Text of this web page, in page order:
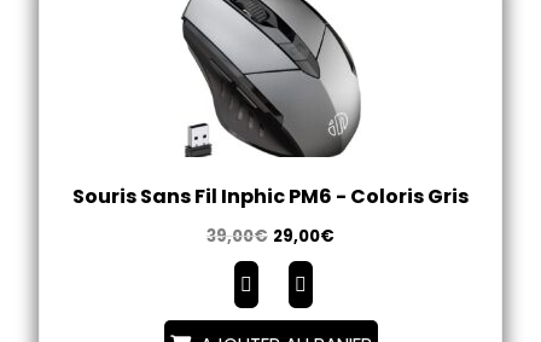
Souris Sans Fil Inphic PM6 - Coloris Gris
39,00€ 29,00€